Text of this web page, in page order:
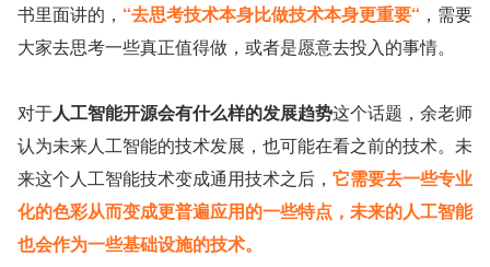
书里面讲的， “去思考技术本身比做技术本身更重要“ ，需要
大家去思考一些真正值得做，或者是愿意去投入的事情。
对于人工智能开源会有什么样的发展趋势这个话题，余老师
认为未来人工智能的技术发展，也可能在看之前的技术。未
来这个人工智能技术变成通用技术之后， 它需要去一些专业
化的色彩从而变成更普遍应用的一些特点，未来的人工智能
也会作为一些基础设施的技术。